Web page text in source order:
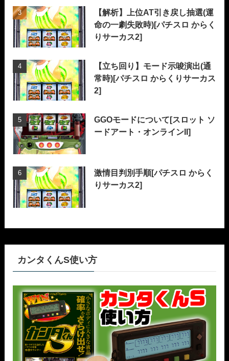
【解析】上位AT引き戻し抽選(運
命の一劇失敗時)[パチスロ からく
りサーカス2]
【立ち回り】モード示唆演出(通
常時)[パチスロ からくりサーカス
2]
GGOモードについて[スロット ソ
ードアート・オンラインII]
激情目判別手順[パチスロ からく
りサーカス2]
カンタくんS使い方